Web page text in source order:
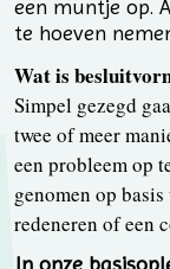
een muntje op.
te hoeven
Wat is
Simpel gezegd
twee of meer
een probleem op
genomen op
redeneren of een